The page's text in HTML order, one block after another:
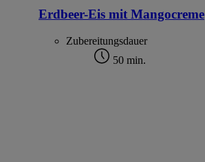
Erdbeer-Eis mit Mangocreme
Zubereitungsdauer
50 min.